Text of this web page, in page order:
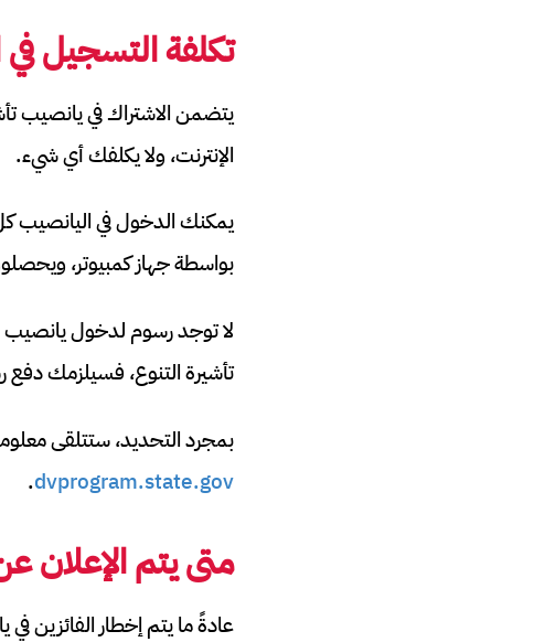
تكلفة التسجيل في
يتضمن الاشتراك في يانصيب
الإنترنت، ولا يكلفك أي شيء.
يمكنك الدخول في اليانصيب
بواسطة جهاز كمبيوتر،
لا توجد رسوم لدخول يانصيب
تأشيرة التنوع، فسيلزمك دفع
بمجرد التحديد، ستتلقى
dvprogram.state.gov
.
متى يتم الإعلان